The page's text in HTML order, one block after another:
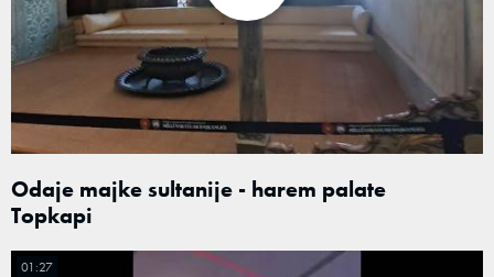
Odaje majke sultanije - harem palate
Topkapi
01:27